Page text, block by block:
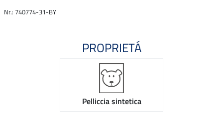
Nr.: 740774-31-BY
PROPRIETÁ
Pelliccia sintetica